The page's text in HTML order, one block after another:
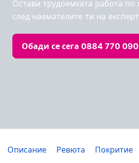
Остави трудоемката работа по
след наемателите ти на
Обади се сега 0884 770 090
Описание Ревюта Покритие